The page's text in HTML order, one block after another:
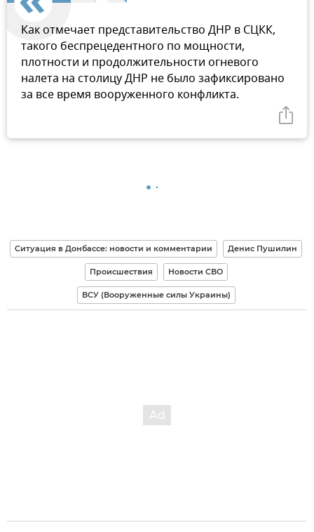
Как отмечает представительство ДНР в СЦКК,
такого беспрецедентного по мощности,
плотности и продолжительности огневого
налета на столицу ДНР не было зафиксировано
за все время вооруженного конфликта.
Ситуация в Донбассе: новости и комментарии Денис Пушилин
Происшествия Новости СВО
ВСУ (Вооруженные силы Украины)